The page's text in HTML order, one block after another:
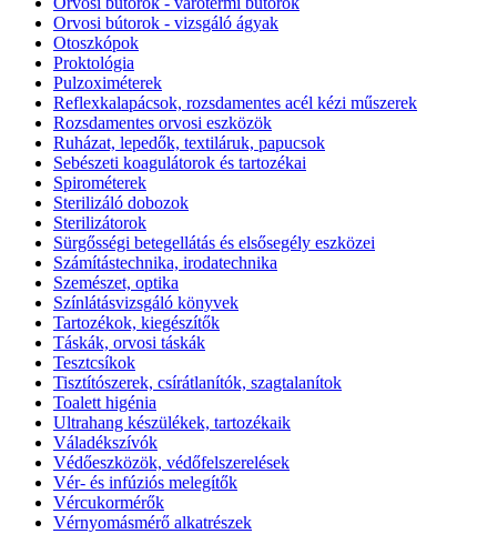
Orvosi bútorok - vizsgáló ágyak
Otoszkópok
Proktológia
Pulzoximéterek
Reflexkalapácsok, rozsdamentes acél kézi műszerek
Rozsdamentes orvosi eszközök
Ruházat, lepedők, textiláruk, papucsok
Sebészeti koagulátorok és tartozékai
Spirométerek
Sterilizáló dobozok
Sterilizátorok
Sürgősségi betegellátás és elsősegély eszközei
Számítástechnika, irodatechnika
Szemészet, optika
Színlátásvizsgáló könyvek
Tartozékok, kiegészítők
Táskák, orvosi táskák
Tesztcsíkok
Tisztítószerek, csírátlanítók, szagtalanítok
Toalett higénia
Ultrahang készülékek, tartozékaik
Váladékszívók
Védőeszközök, védőfelszerelések
Vér- és infúziós melegítők
Vércukormérők
Vérnyomásmérő alkatrészek